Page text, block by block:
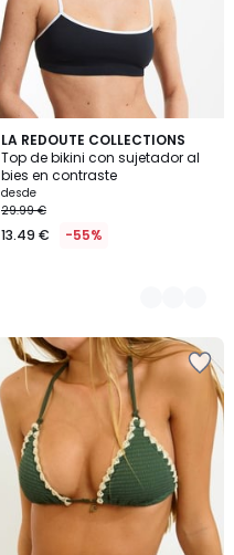
LA REDOUTE COLLECTIONS
Top de bikini con sujetador al
bies en contraste
desde
29.99 €
13.49 € -55%
2
Colores